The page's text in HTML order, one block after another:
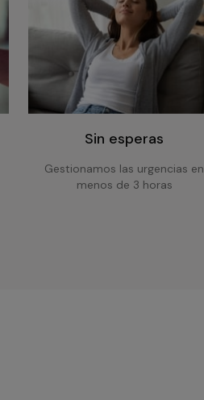
Sin esperas
Gestionamos las urgencias en
menos de 3 horas